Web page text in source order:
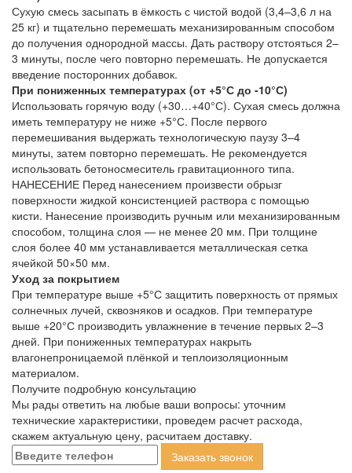
Сухую смесь засыпать в ёмкость с чистой водой (3,4–3,6 л на
25 кг) и тщательно перемешать механизированным способом
до получения однородной массы. Дать раствору отстояться 2–
3 минуты, после чего повторно перемешать. Не допускается
введение посторонних добавок.
При пониженных температурах (от +5°С до -10°С)
Использовать горячую воду (+30…+40°С). Сухая смесь должна
иметь температуру не ниже +5°С. После первого
перемешивания выдержать технологическую паузу 3–4
минуты, затем повторно перемешать. Не рекомендуется
использовать бетоносмеситель гравитационного типа.
НАНЕСЕНИЕ Перед нанесением произвести обрызг
поверхности жидкой консистенцией раствора с помощью
кисти. Нанесение производить ручным или механизированным
способом, толщина слоя — не менее 20 мм. При толщине
слоя более 40 мм устанавливается металлическая сетка
ячейкой 50×50 мм.
Уход за покрытием
При температуре выше +5°С защитить поверхность от прямых
солнечных лучей, сквозняков и осадков. При температуре
выше +20°С производить увлажнение в течение первых 2–3
дней. При пониженных температурах накрыть
влагонепроницаемой плёнкой и теплоизоляционным
материалом.
Получите подробную консультацию
Мы рады ответить на любые ваши вопросы: уточним
технические характеристики, проведем расчет расхода,
скажем актуальную цену, расчитаем доставку.